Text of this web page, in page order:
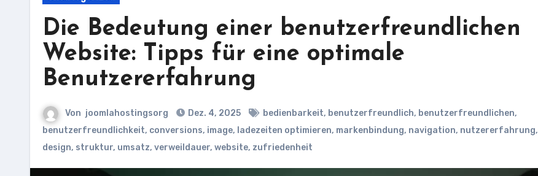
Die Bedeutung einer benutzerfreundlichen
Website: Tipps für eine optimale
Benutzererfahrung
Von joomlahostingsorg Dez. 4, 2025 bedienbarkeit, benutzerfreundlich, benutzerfreundlichen,
benutzerfreundlichkeit, conversions, image, ladezeiten optimieren, markenbindung, navigation, nutzererfahrung,
design, struktur, umsatz, verweildauer, website, zufriedenheit